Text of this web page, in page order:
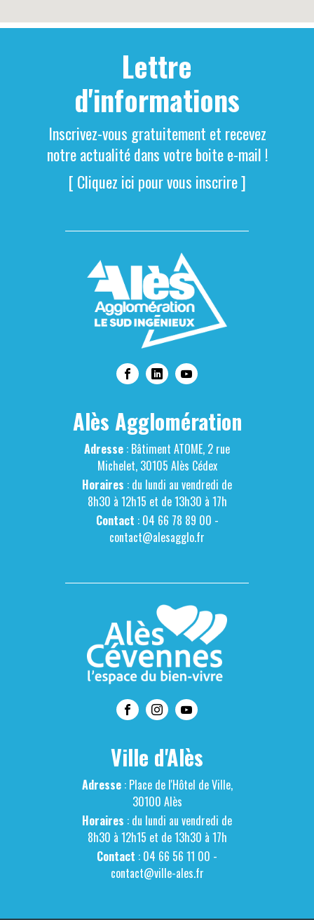
Lettre
d'informations
Inscrivez-vous gratuitement et recevez
notre actualité dans votre boite e-mail !
[ Cliquez ici pour vous inscrire ]
Alès Agglomération
Adresse : Bâtiment ATOME, 2 rue
Michelet, 30105 Alès Cédex
Horaires : du lundi au vendredi de
8h30 à 12h15 et de 13h30 à 17h
Contact : 04 66 78 89 00 -
contact@alesagglo.fr
Ville d'Alès
Adresse: Place de l'Hôtel de Ville,
30100 Alès
Horaires : du lundi au vendredi de
8h30 à 12h15 et de 13h30 à 17h
Contact : 04 66 56 11 00 -
contact@ville-ales.fr